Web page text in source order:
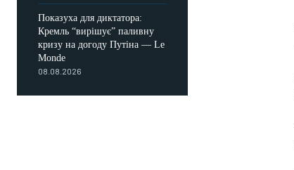
Показуха для диктатора:
Кремль “вирішує” паливну
кризу на догоду Путіна — Le
Monde
08.08.2026